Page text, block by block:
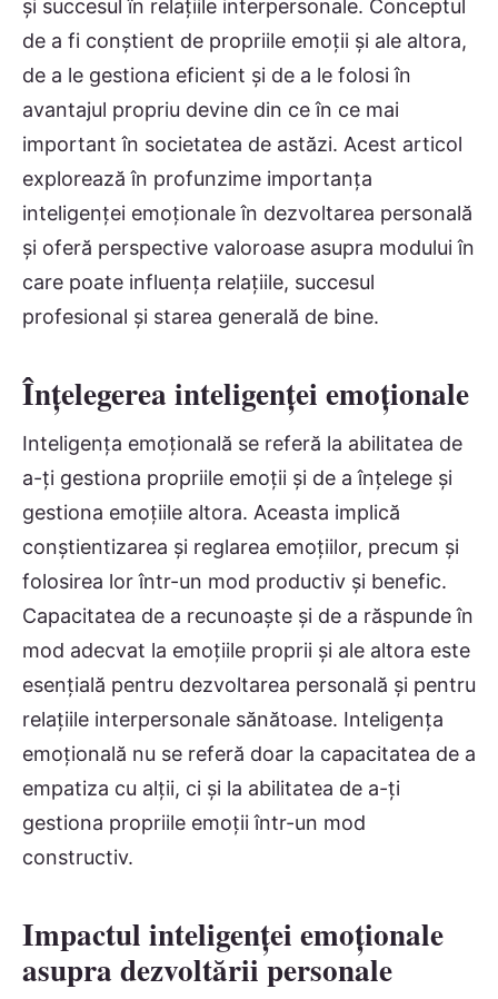
și succesul în relațiile interpersonale. Conceptul
de a fi conștient de propriile emoții și ale altora,
de a le gestiona eficient și de a le folosi în
avantajul propriu devine din ce în ce mai
important în societatea de astăzi. Acest articol
explorează în profunzime importanța
inteligenței emoționale în dezvoltarea personală
și oferă perspective valoroase asupra modului în
care poate influența relațiile, succesul
profesional și starea generală de bine.
Înțelegerea inteligenței emoționale
Inteligența emoțională se referă la abilitatea de
a-ți gestiona propriile emoții și de a înțelege și
gestiona emoțiile altora. Aceasta implică
conștientizarea și reglarea emoțiilor, precum și
folosirea lor într-un mod productiv și benefic.
Capacitatea de a recunoaște și de a răspunde în
mod adecvat la emoțiile proprii și ale altora este
esențială pentru dezvoltarea personală și pentru
relațiile interpersonale sănătoase. Inteligența
emoțională nu se referă doar la capacitatea de a
empatiza cu alții, ci și la abilitatea de a-ți
gestiona propriile emoții într-un mod
constructiv.
Impactul inteligenței emoționale
asupra dezvoltării personale